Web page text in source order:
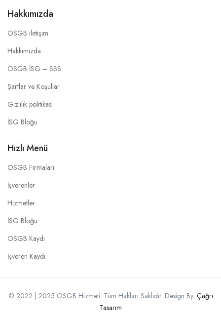
Hakkımızda
OSGB iletişim
Hakkımızda
OSGB İSG – SSS
Şartlar ve Koşullar
Gizlilik politikası
İSG Bloğu
Hızlı Menü
OSGB Firmaları
İşverenler
Hizmetler
İSG Bloğu
OSGB Kaydı
İşveren Kaydı
© 2022 | 2025 OSGB Hizmeti. Tüm Hakları Saklıdır. Design By: Çağrı
Tasarım